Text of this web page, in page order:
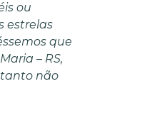
ou
estrelas
que
– RS,
não